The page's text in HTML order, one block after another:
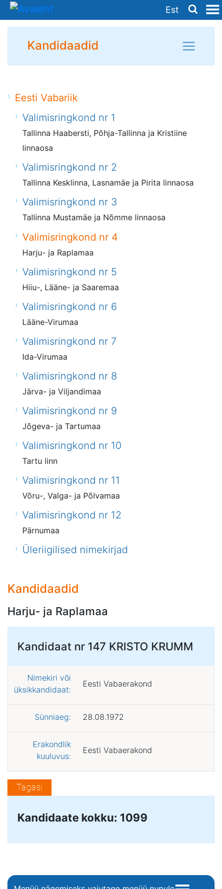
Est
Kandidaadid
Eesti Vabariik
Valimisringkond nr 1
Tallinna Haabersti, Põhja-Tallinna ja Kristiine
linnaosa
Valimisringkond nr 2
Tallinna Kesklinna, Lasnamäe ja Pirita linnaosa
Valimisringkond nr 3
Tallinna Mustamäe ja Nõmme linnaosa
Valimisringkond nr 4
Harju- ja Raplamaa
Valimisringkond nr 5
Hiiu-, Lääne- ja Saaremaa
Valimisringkond nr 6
Lääne-Virumaa
Valimisringkond nr 7
Ida-Virumaa
Valimisringkond nr 8
Järva- ja Viljandimaa
Valimisringkond nr 9
Jõgeva- ja Tartumaa
Valimisringkond nr 10
Tartu linn
Valimisringkond nr 11
Võru-, Valga- ja Põlvamaa
Valimisringkond nr 12
Pärnumaa
Üleriigilised nimekirjad
Kandidaadid
Harju- ja Raplamaa
Kandidaat nr 147 KRISTO KRUMM
Nimekiri või
üksikkandidaat:
Eesti Vabaerakond
Sünniaeg: 28.08.1972
Erakondlik
kuuluvus:
Eesti Vabaerakond
Tagasi
Kandidaate kokku: 1099